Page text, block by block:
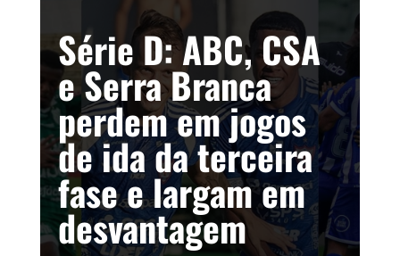
Série D: ABC, CSA
e Serra Branca
perdem em jogos
de ida da terceira
fase e largam em
desvantagem